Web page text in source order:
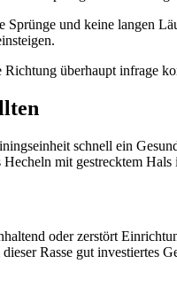
und keine langen
Richtung überhaupt infrage
schnell ein
Hecheln mit gestrecktem
oder zerstört
Rasse gut investiertes